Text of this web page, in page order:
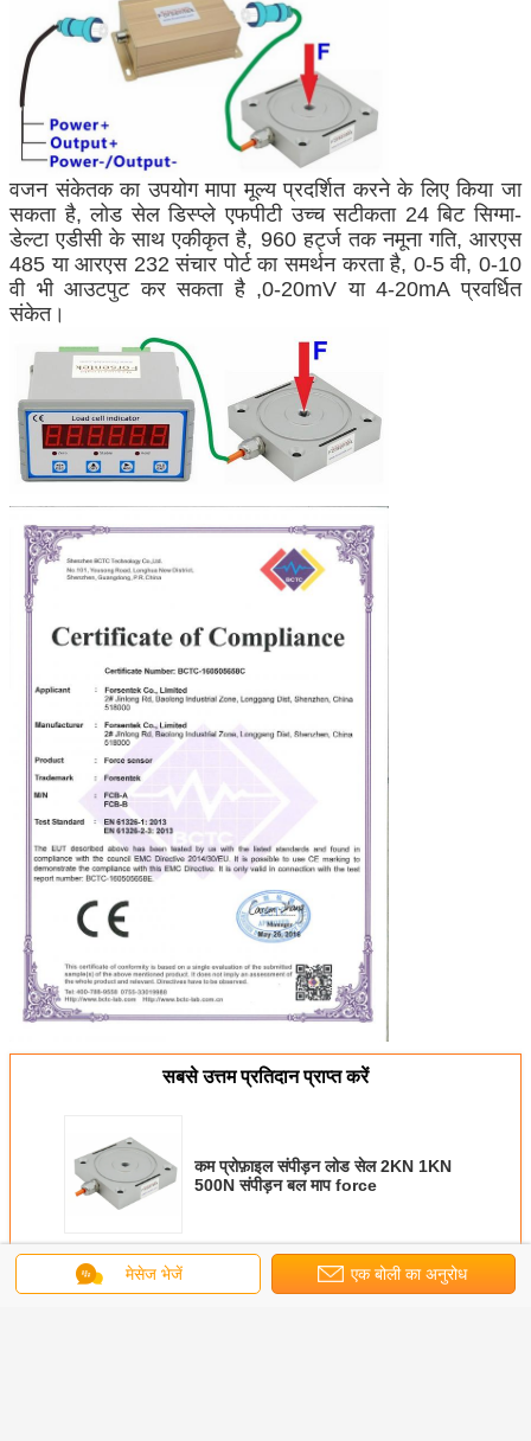
वजन संकेतक का उपयोग मापा मूल्य प्रदर्शित करने के लिए किया जा
सकता है, लोड सेल डिस्प्ले एफपीटी उच्च सटीकता 24 बिट सिग्मा-
डेल्टा एडीसी के साथ एकीकृत है, 960 हर्ट्ज तक नमूना गति, आरएस
485 या आरएस 232 संचार पोर्ट का समर्थन करता है, 0-5 वी, 0-10
वी भी आउटपुट कर सकता है ,0-20mV या 4-20mA प्रवर्धित
संकेत।
सबसे उत्तम प्रतिदान प्राप्त करें
कम प्रोफ़ाइल संपीड़न लोड सेल 2KN 1KN
500N संपीड़न बल माप force
जारी रखें
मेसेज भेजें एक बोली का अनुरोध